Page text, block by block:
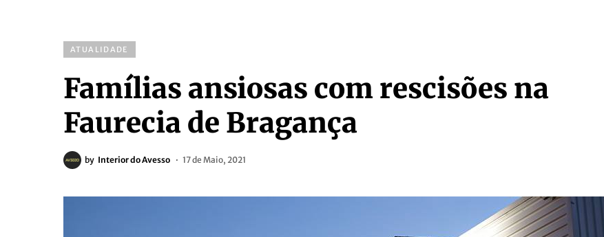
ATUALIDADE
Famílias ansiosas com rescisões na
Faurecia de Bragança
by Interior do Avesso 17 de Maio, 2021